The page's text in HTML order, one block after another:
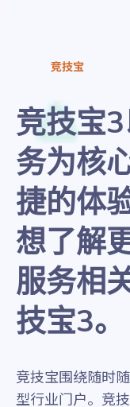
竞技宝
务为核
捷的体验
想了解
服务相
技宝3。
竞技宝围绕随时
型行业门户。竞